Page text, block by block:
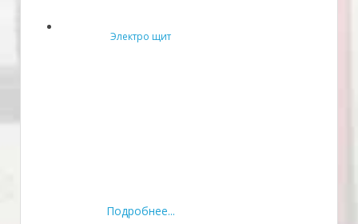
Электро щит
Подробнее...